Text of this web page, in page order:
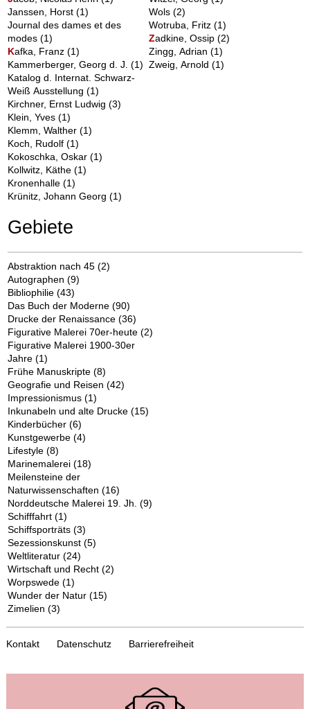
Janssen, Horst(1)
Journal des dames et des
modes(1)
Kafka, Franz(1)
Kammerberger, Georg d. J.(1)
Katalog d. Internat. Schwarz-
Weiß Ausstellung(1)
Kirchner, Ernst Ludwig(3)
Klein, Yves(1)
Klemm, Walther(1)
Koch, Rudolf(1)
Kokoschka, Oskar(1)
Kollwitz, Käthe(1)
Kronenhalle(1)
Krünitz, Johann Georg(1)
Wols(2)
Wotruba, Fritz(1)
Zadkine, Ossip(2)
Zingg, Adrian(1)
Zweig, Arnold(1)
Gebiete
Abstraktion nach 45 (2)
Autographen (9)
Bibliophilie (43)
Das Buch der Moderne (90)
Drucke der Renaissance (36)
Figurative Malerei 70er-heute (2)
Figurative Malerei 1900-30er
Jahre (1)
Frühe Manuskripte (8)
Geografie und Reisen (42)
Impressionismus (1)
Inkunabeln und alte Drucke (15)
Kinderbücher (6)
Kunstgewerbe (4)
Lifestyle (8)
Marinemalerei (18)
Meilensteine der
Naturwissenschaften (16)
Norddeutsche Malerei 19. Jh. (9)
Schifffahrt (1)
Schiffsporträts (3)
Sezessionskunst (5)
Weltliteratur (24)
Wirtschaft und Recht (2)
Worpswede (1)
Wunder der Natur (15)
Zimelien (3)
Kontakt Datenschutz Barrierefreiheit